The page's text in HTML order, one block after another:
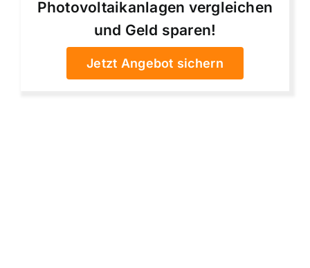
Photovoltaikanlagen vergleichen
und Geld sparen!
Jetzt Angebot sichern